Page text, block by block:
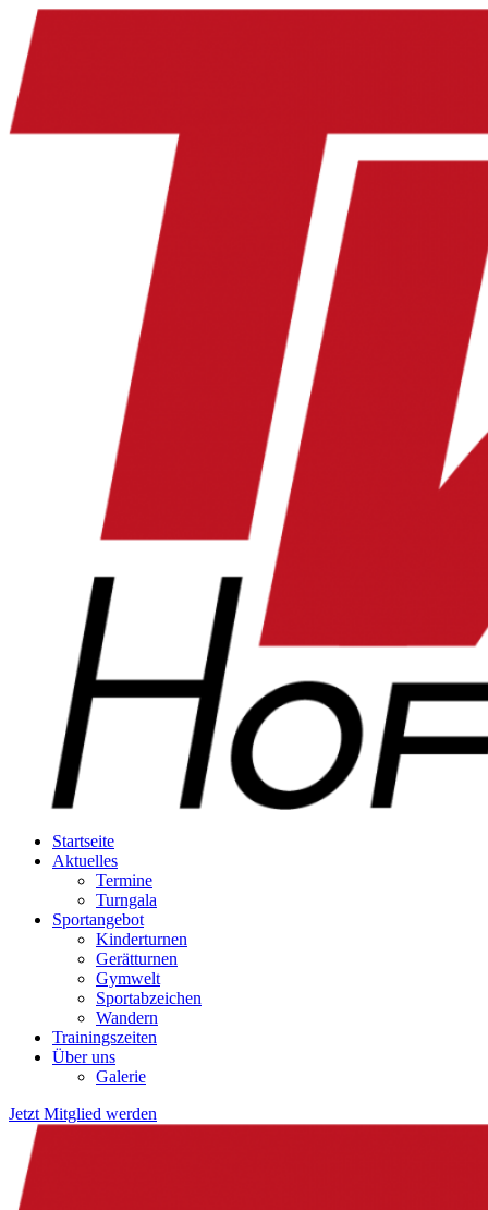
Startseite
Aktuelles
Termine
Turngala
Sportangebot
Kinderturnen
Gerätturnen
Gymwelt
Sportabzeichen
Wandern
Trainingszeiten
Über uns
Galerie
Jetzt Mitglied werden